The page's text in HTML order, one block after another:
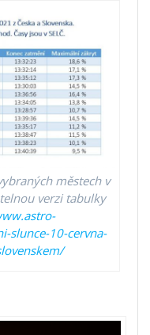
městech v
verzi tabulky
slunce-10-cervna-